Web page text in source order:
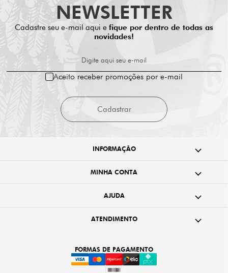
NEWSLETTER
Cadastre seu e-mail aqui e fique por dentro de todas as
novidades!
Digite aqui seu e-mail
Cadastrar
Aceito receber promoções por e-mail
INFORMAÇÃO
MINHA CONTA
AJUDA
ATENDIMENTO
FORMAS DE PAGAMENTO